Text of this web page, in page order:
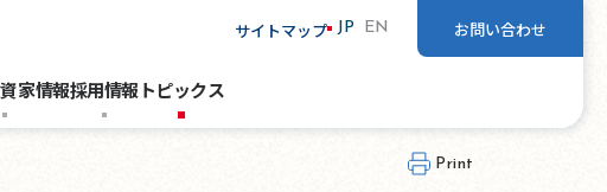
サイトマップ JP EN お問い合わせ
家情報採用情報 トピックス
Print